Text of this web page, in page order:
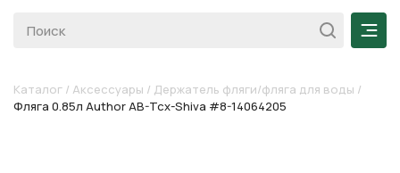
Каталог / Аксессуары / Держатель фляги/фляга для воды /
Фляга 0.85л Author AB-Tcx-Shiva #8-14064205